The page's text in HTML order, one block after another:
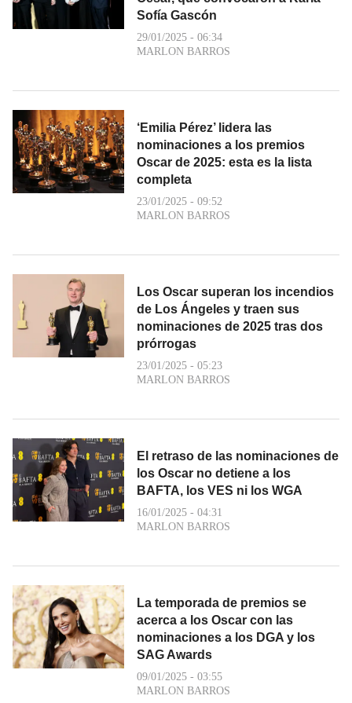
Sofía Gascón
29/01/2025 - 06:34
MARLON BARROS
‘Emilia Pérez’ lidera las
nominaciones a los premios
Oscar de 2025: esta es la lista
completa
23/01/2025 - 09:52
MARLON BARROS
Los Oscar superan los incendios
de Los Ángeles y traen sus
nominaciones de 2025 tras dos
prórrogas
23/01/2025 - 05:23
MARLON BARROS
El retraso de las nominaciones de
los Oscar no detiene a los
BAFTA, los VES ni los WGA
16/01/2025 - 04:31
MARLON BARROS
La temporada de premios se
acerca a los Oscar con las
nominaciones a los DGA y los
SAG Awards
09/01/2025 - 03:55
MARLON BARROS